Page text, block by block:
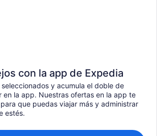
con la app de Expedia
y acumula el doble de
en la app. Nuestras ofertas en la app te
que puedas viajar más y administrar
estés.